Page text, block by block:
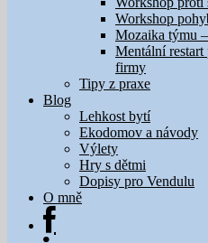
Workshop
Mozaika týmu
Mentální
firmy
Tipy z praxe
Blog
Lehkost bytí
Ekodomov a návody
Výlety
Hry s dětmi
Dopisy pro Vendulu
O mně